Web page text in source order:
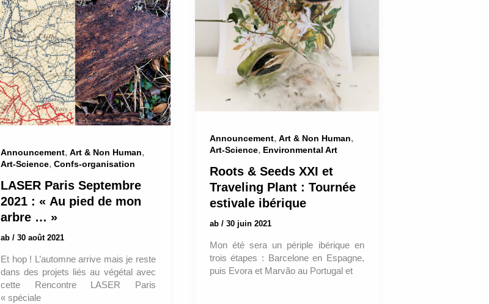
Announcement,Art & Non Human,
Art-Science,Confs-organisation
LASER Paris Septembre
2021 : « Au pied de mon
arbre … »
ab/30 août 2021
Et hop ! L’automne arrive mais je reste
dans des projets liés au végétal avec
cette Rencontre LASER Paris
« spéciale
Announcement, Art & Non Human,
Art-Science, Environmental Art
Roots & Seeds XXI et
Traveling Plant : Tournée
estivale ibérique
ab / 30 juin 2021
Mon été sera un périple ibérique en
trois étapes : Barcelone en Espagne,
puis Evora et Marvão au Portugal et